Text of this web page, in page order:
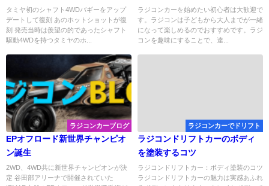
タミヤ初のシャフト4WDバギーをアップ
デートして復刻 あのホットショットが復
刻 発売当時は羨望の的であったシャフト
駆動4WDを持つタミヤのホ...
ラジコンカーを始めたい初心者は大歓迎で
す。ラジコンは子どもから大人までが一緒
になって楽しめるのでおすすめです。ラジ
コンを趣味にすることで、達...
ラジコンカーブログ
EPオフロード新世界チャンピオ
ン誕生
2WD、4WD共に新世界チャンピオンが決
定 谷田部アリーナで開催されていた
ラジコンカーでドリフト
ラジコンドリフトカーのボディ
を塗装するコツ
ラジコンドリフトカー：ボディ塗装のコツ
ラジコンドリフトカーの魅力は実感あふれ